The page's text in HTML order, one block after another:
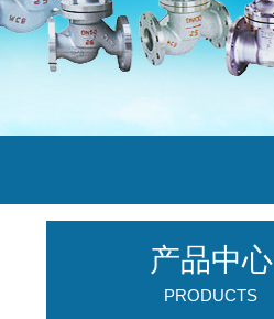
产品中心
PRODUCTS